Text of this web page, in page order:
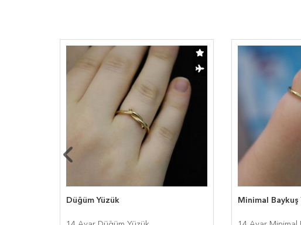
Düğüm Yüzük Minimal Baykuş